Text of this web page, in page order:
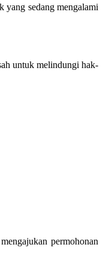
sedang mengalami
untuk melindungi hak-
permohonan